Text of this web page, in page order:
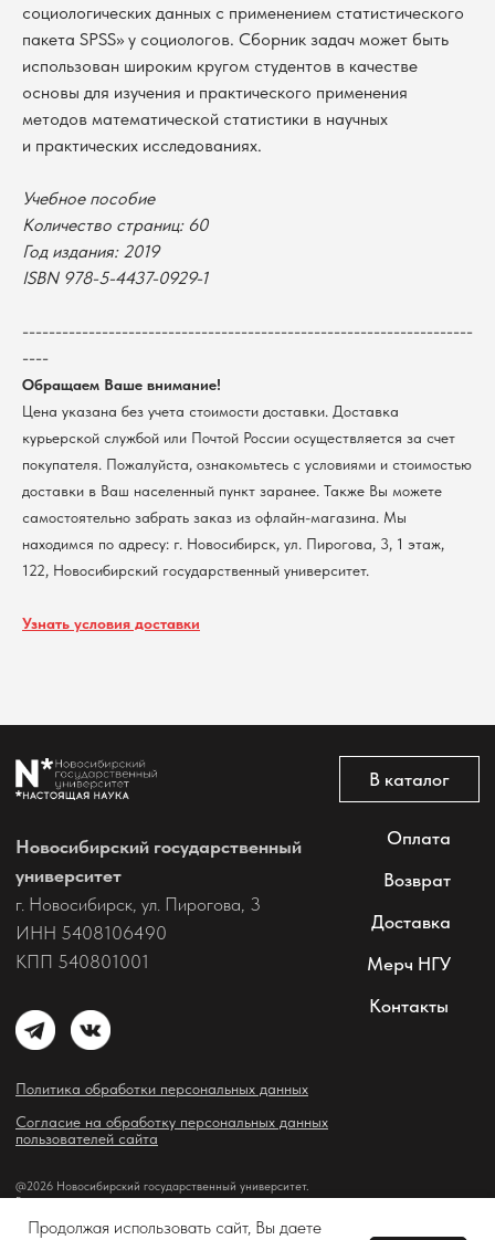
социологических данных с применением статистического
пакета SPSS» у социологов. Сборник задач может быть
использован широким кругом студентов в качестве
основы для изучения и практического применения
методов математической статистики в научных
и практических исследованиях.
Учебное пособие
Количество страниц: 60
Год издания: 2019
ISBN 978-5-4437-0929-1
--------------------------------------------------------------------
----
Обращаем Ваше внимание!
Цена указана без учета стоимости доставки. Доставка
курьерской службой или Почтой России осуществляется за счет
покупателя. Пожалуйста, ознакомьтесь с условиями и стоимостью
доставки в Ваш населенный пункт заранее. Также Вы можете
самостоятельно забрать заказ из офлайн-магазина. Мы
находимся по адресу: г. Новосибирск, ул. Пирогова, 3, 1 этаж,
122, Новосибирский государственный университет.
Узнать условия доставки
Мерч НГУ
@2026 Новосибирский государственный университет.
Согласие на обработку персональных данных
пользователей сайта
Новосибирский государственный
университет
КПП 540801001
Продолжая использовать сайт, Вы даете